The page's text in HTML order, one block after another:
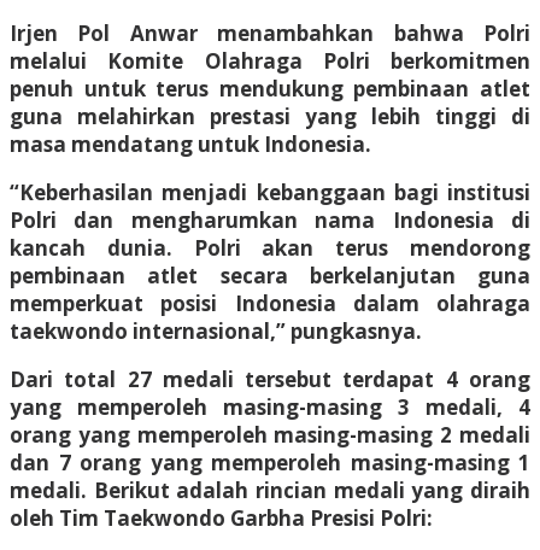
Irjen Pol Anwar menambahkan bahwa Polri
melalui Komite Olahraga Polri berkomitmen
penuh untuk terus mendukung pembinaan atlet
guna melahirkan prestasi yang lebih tinggi di
masa mendatang untuk Indonesia.
“Keberhasilan menjadi kebanggaan bagi institusi
Polri dan mengharumkan nama Indonesia di
kancah dunia. Polri akan terus mendorong
pembinaan atlet secara berkelanjutan guna
memperkuat posisi Indonesia dalam olahraga
taekwondo internasional,” pungkasnya.
Dari total 27 medali tersebut terdapat 4 orang
yang memperoleh masing-masing 3 medali, 4
orang yang memperoleh masing-masing 2 medali
dan 7 orang yang memperoleh masing-masing 1
medali. Berikut adalah rincian medali yang diraih
oleh Tim Taekwondo Garbha Presisi Polri: